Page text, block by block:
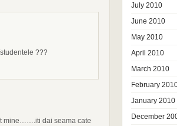
???
mine…….iti dai seama cate
July 2010
June 2010
May 2010
April 2010
March 2010
February
January 2010
December